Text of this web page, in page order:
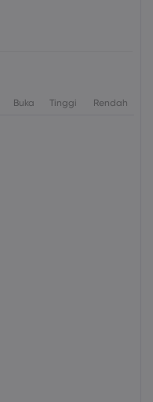
Buka Tinggi Rendah